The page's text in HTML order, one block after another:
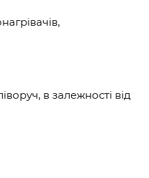
в залежності від